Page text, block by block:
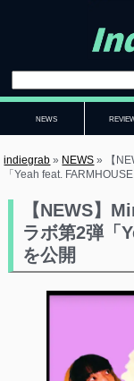
NEWS
indiegrab » NEWS »
【
「Yeah feat.
【NEWS】
ラボ第2弾「
を公開